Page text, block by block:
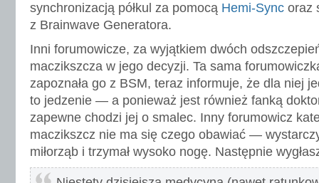
synchronizacją półkul za pomocą Hemi-Sync oraz
z Brainwave Generatora.
Inni forumowicze, za wyjątkiem dwóch
maczikszcza w jego decyzji. Ta sama
zapoznała go z BSM, teraz informuje, że dla niej
to jedzenie — a ponieważ jest również fanką
zapewne chodzi jej o smalec. Inny forumowicz
maczikszcz nie ma się czego obawiać —
miłorząb i trzymał wysoko nogę. Następnie